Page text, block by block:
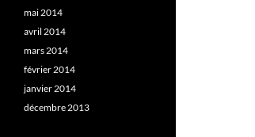
mai 2014
avril 2014
mars 2014
février 2014
janvier 2014
décembre 2013